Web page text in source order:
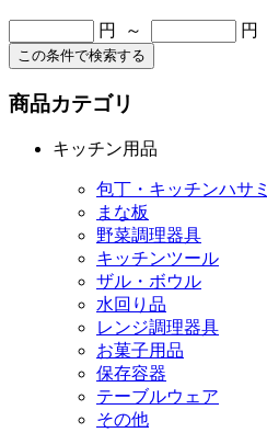
円 ～ 円
この条件で検索する
商品カテゴリ
キッチン用品
包丁・キッチンハサミ
まな板
野菜調理器具
キッチンツール
ザル・ボウル
水回り品
レンジ調理器具
お菓子用品
保存容器
テーブルウェア
その他